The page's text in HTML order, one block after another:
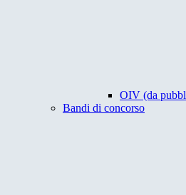
OIV (da
Bandi di concorso